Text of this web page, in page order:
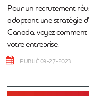
Pour un recrutement
adoptant une stratégie
Canada, voyez
votre entreprise.
PUBLIÉ 09-27-2023